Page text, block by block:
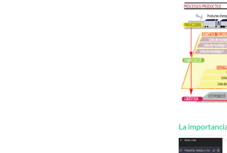
La